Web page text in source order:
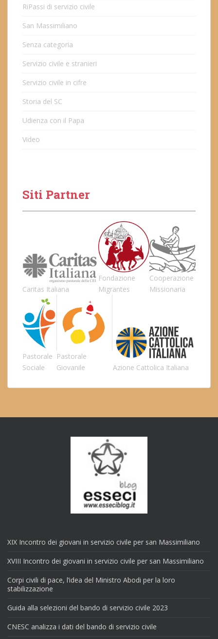
RiPassi di servizio civile
San Massimiliano
Senza categoria
Servizio civile e stranieri
Servizio civile in cifre
Storia del SC
Udienza con il Papa
Video
Siti Partner
Caritas Italiana
Fondazione
Migrantes
Cooperazione
Missionaria
Pastorale
Sociale
Pastorale
Giovanile
Azione Cattolica Italiana
XIX Incontro dei giovani in servizio civile per san Massimiliano
XVIII Incontro dei giovani in servizio civile per san Massimiliano
Corpi civili di pace, l’idea del Ministro Abodi per la loro
stabilizzazione
Guida alla selezioni del bando di servizio civile 2023
CNESC analizza i dati del bando di servizio civile